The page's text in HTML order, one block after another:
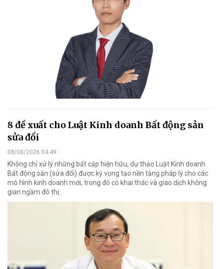
8 đề xuất cho Luật Kinh doanh Bất động sản
sửa đổi
08/08/2026 04:49
Không chỉ xử lý những bất cập hiện hữu, dự thảo Luật Kinh doanh
Bất động sản (sửa đổi) được kỳ vọng tạo nền tảng pháp lý cho các
mô hình kinh doanh mới, trong đó có khai thác và giao dịch không
gian ngầm đô thị.